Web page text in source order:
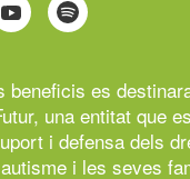
beneficis es
una entitat que
i defensa dels
i les seves